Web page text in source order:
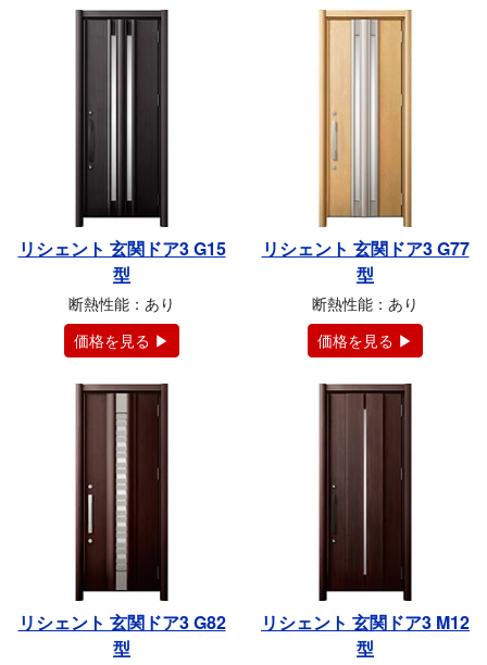
リシェント 玄関ドア3 G15
型
断熱性能：あり
価格を見る ▶
リシェント 玄関ドア3 G77
型
断熱性能：あり
価格を見る ▶
リシェント 玄関ドア3 G82
型
リシェント 玄関ドア3 M12
型